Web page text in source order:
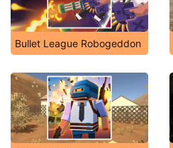
Bullet League Robogeddon